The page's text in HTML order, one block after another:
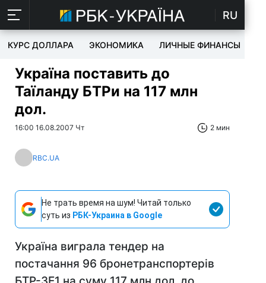
RU
КУРС ДОЛЛАРА ЭКОНОМИКА ЛИЧНЫЕ ФИНАНСЫ
Україна поставить до
Таїланду БТРи на 117 млн
дол.
16:00 16.08.2007 Чт 2 мин
RBC.UA
Не трать время на шум! Читай только
суть из РБК-Украина в Google
Україна виграла тендер на
постачання 96 бронетранспортерів